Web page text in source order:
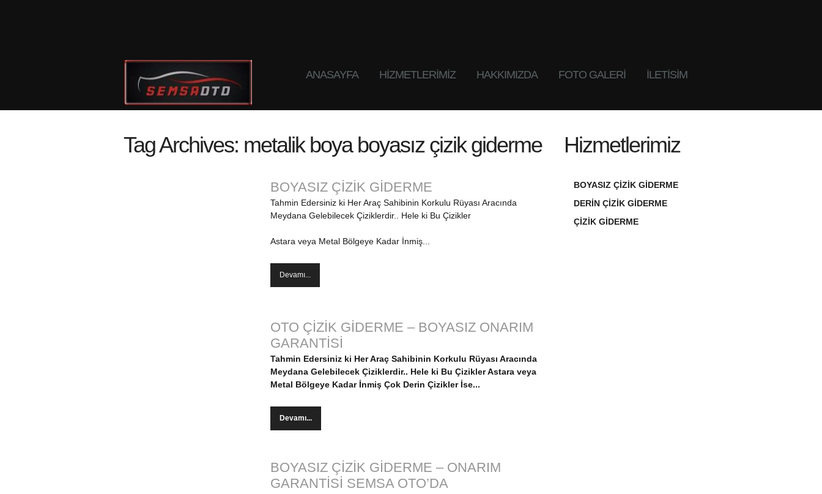
ANASAYFA HIZMETLERIMIZ HAKKIMIZDA FOTO GALERI İLETİSİM
Tag Archives: metalik boya boyasız çizik giderme
BOYASIZ ÇİZİK GİDERME
Tahmin Edersiniz ki Her Araç Sahibinin Korkulu Rüyası Aracında
Meydana Gelebilecek Çiziklerdir.. Hele ki Bu Çizikler
Astara veya Metal Bölgeye Kadar İnmiş...
Devamı...
OTO ÇİZİK GİDERME – BOYASIZ ONARIM
GARANTİSİ
Tahmin Edersiniz ki Her Araç Sahibinin Korkulu Rüyası Aracında
Meydana Gelebilecek Çiziklerdir.. Hele ki Bu ÇiziklerAstara veya
Metal Bölgeye Kadar İnmiş Çok Derin Çizikler İse...
Devamı...
BOYASIZ ÇİZİK GİDERME – ONARIM
GARANTİSİ SEMSA OTO’DA
Hizmetlerimiz
BOYASIZ ÇIZIK GIDERME
DERIN ÇIZIK GIDERME
ÇIZIK GIDERME